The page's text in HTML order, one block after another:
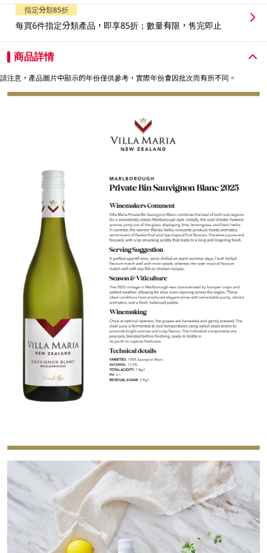
指定分類85折
每買6件指定分類產品，即享85折；數量有限，售完即止
商品詳情
請注意，產品圖片中顯示的年份僅供參考，實際年份會因批次而有所不同。